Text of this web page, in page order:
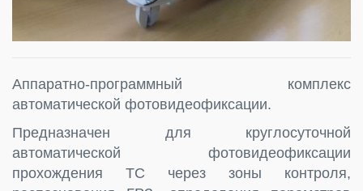
Аппаратно-программный комплекс
автоматической фотовидеофиксации.
Предназначен для круглосуточной
автоматической фотовидеофиксации
прохождения ТС через зоны контроля,